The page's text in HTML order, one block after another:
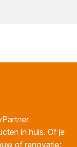
in huis. Of je
of renovatie: